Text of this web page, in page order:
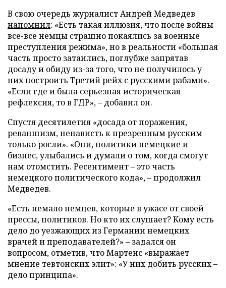
В свою очередь журналист Андрей Медведев
напомнил: «Есть такая иллюзия, что после войны
все-все немцы страшно покаялись за военные
преступления режима», но в реальности «большая
часть просто затаились, поглубже запрятав
досаду и обиду из-за того, что не получилось у
них построить Третий рейх с русскими рабами».
«Если где и была серьезная историческая
рефлексия, то в ГДР», – добавил он.
Спустя десятилетия «досада от поражения,
реваншизм, ненависть к презренным русским
только росли». «Они, политики немецкие и
бизнес, улыбались и думали о том, когда смогут
нам отомстить. Ресентимент – это часть
немецкого политического кода», – продолжил
Медведев.
«Есть немало немцев, которые в ужасе от своей
прессы, политиков. Но кто их слушает? Кому есть
дело до уезжающих из Германии немецких
врачей и преподавателей?» – задался он
вопросом, отметив, что Мартенс «выражает
мнение тевтонских элит»: «У них добить русских –
дело принципа».